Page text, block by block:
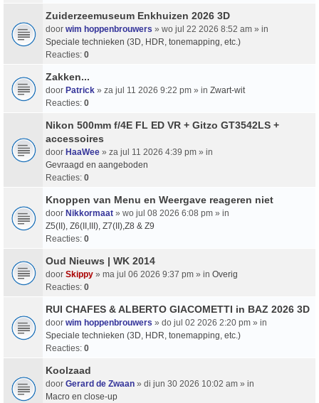
Zuiderzeemuseum Enkhuizen 2026 3D
door wim hoppenbrouwers » wo jul 22 2026 8:52 am » in
Speciale technieken (3D, HDR, tonemapping, etc.)
Reacties: 0
Zakken...
door Patrick » za jul 11 2026 9:22 pm » in Zwart-wit
Reacties: 0
Nikon 500mm f/4E FL ED VR + Gitzo GT3542LS +
accessoires
door HaaWee » za jul 11 2026 4:39 pm » in
Gevraagd en aangeboden
Reacties: 0
Knoppen van Menu en Weergave reageren niet
door Nikkormaat » wo jul 08 2026 6:08 pm » in
Z5(II), Z6(II,III), Z7(II),Z8 & Z9
Reacties: 0
Oud Nieuws | WK 2014
door Skippy » ma jul 06 2026 9:37 pm » in Overig
Reacties: 0
RUI CHAFES & ALBERTO GIACOMETTI in BAZ 2026 3D
door wim hoppenbrouwers » do jul 02 2026 2:20 pm » in
Speciale technieken (3D, HDR, tonemapping, etc.)
Reacties: 0
Koolzaad
door Gerard de Zwaan » di jun 30 2026 10:02 am » in
Macro en close-up